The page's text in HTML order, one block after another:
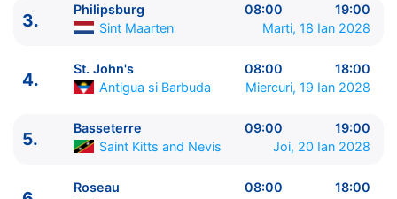
Ziua | Portul | Sosire - Plecare
3.
Philipsburg 08:00
19:00
Sint Maarten
Marti, 18 Ian 2028
4.
St. John's 08:00
18:00
Antigua si Barbuda
Miercuri, 19 Ian 2028
5.
Basseterre 09:00
19:00
Saint Kitts and Nevis
Joi, 20 Ian 2028
Roseau 08:00
18:00